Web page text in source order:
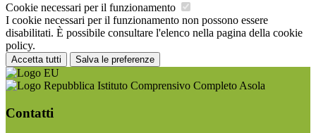
Cookie necessari per il funzionamento
I cookie necessari per il funzionamento non possono essere
disabilitati. È possibile consultare l'elenco nella pagina della cookie
policy.
Accetta tutti Salva le preferenze
Istituto Comprensivo Completo Asola
Contatti